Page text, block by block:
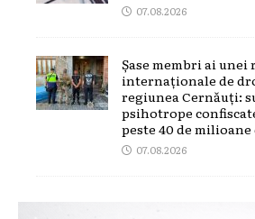
07.08.2026
Șase membri ai unei
internaționale de
regiunea Cernăuți:
psihotrope
peste 40 de
07.08.2026